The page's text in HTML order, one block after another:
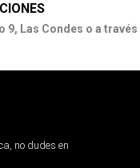
9, Las Condes o a través
no dudes en